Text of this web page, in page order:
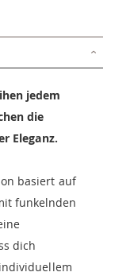
jedem
die
Eleganz.
basiert auf
funkelnden
dich